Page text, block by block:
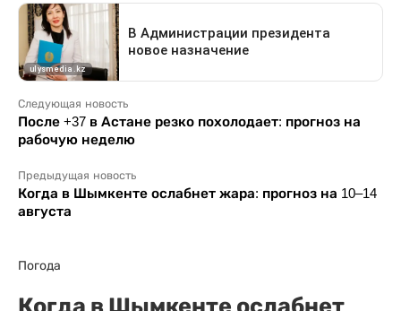
Следующая новость
После +37 в Астане резко похолодает: прогноз на
рабочую неделю
Предыдущая новость
Когда в Шымкенте ослабнет жара: прогноз на 10–14
августа
Погода
Когда в Шымкенте ослабнет